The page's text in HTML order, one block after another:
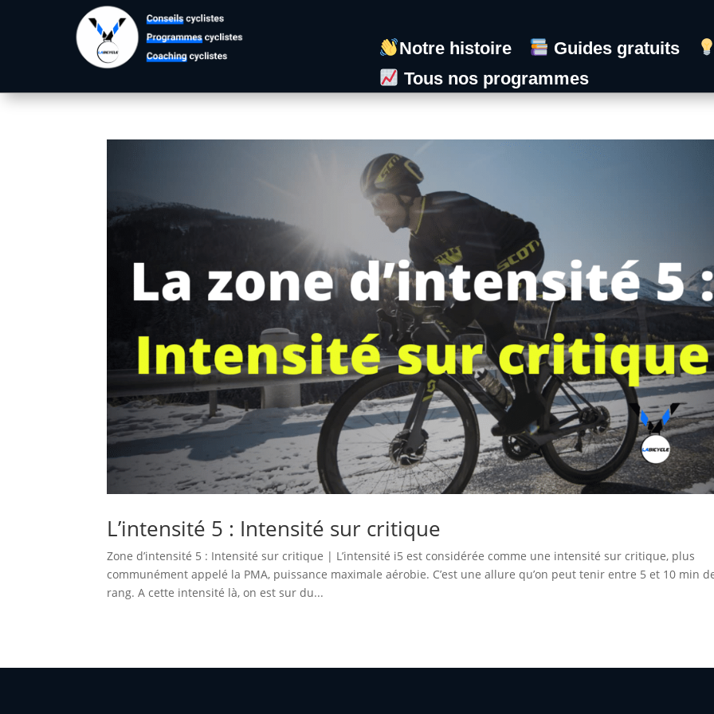
Notre histoire
Guides gratuits
Tous nos programmes
L’intensité 5 : Intensité sur critique
Zone d’intensité 5 : Intensité sur critique | L’intensité i5 est considérée comme une intensité sur critique, plus
communément appelé la PMA, puissance maximale aérobie. C’est une allure qu’on peut tenir entre 5 et 10 min
rang. A cette intensité là, on est sur du...